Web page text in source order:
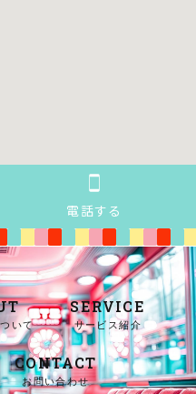
電話する
いて
SERVICE
サービス紹介
CONTACT
お問い合わせ